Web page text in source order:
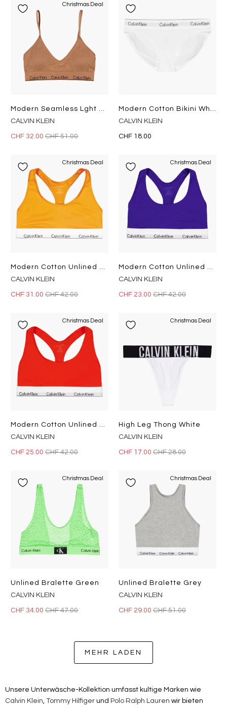
Christmas Deal
CALVIN KLEIN
CHF 32.00CHF 51.00
CALVIN KLEIN
CHF 18.00
Christmas Deal
CALVIN KLEIN
CHF 31.00CHF 42.00
Christmas Deal
CALVIN KLEIN
CHF 23.00 CHF 42.00
Christmas Deal
Modern Cotton Unlined Bralette Orange
CALVIN KLEIN
CHF 25.00CHF 42.00
Christmas Deal
High Leg Thong White
CALVIN KLEIN
CHF 17.00 CHF 28.00
Christmas Deal
Unlined Bralette Green
CALVIN KLEIN
CHF 34.00CHF 47.00
Christmas Deal
Unlined Bralette Grey
CALVIN KLEIN
CHF 29.00 CHF 51.00
MEHR LADEN
Unsere Unterwäsche-Kollektion umfasst kultige Marken wie
Calvin Klein, Tommy Hilfiger und Polo Ralph Lauren wir bieten